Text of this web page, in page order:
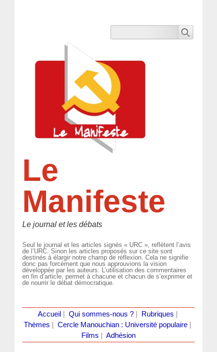
Le
Manifeste
Le journal et les débats
Seul le journal et les articles signés « URC », reflètent l’avis
de l’URC. Sinon les articles proposés sur ce site sont
destinés à élargir notre champ de réflexion. Cela ne signifie
donc pas forcément que nous approuvions la vision
développée par les auteurs. L’utilisation des commentaires
en fin d’article, permet à chacune et chacun de s’exprimer et
de nourrir le débat démocratique.
Accueil Qui sommes-nous ?| Rubriques
Thèmes
Cercle Manouchian : Université populaire
Films
Adhésion